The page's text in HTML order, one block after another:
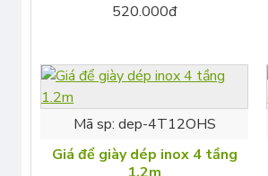
520.000đ
Mã sp: dep-4T12OHS
Giá để giày dép inox 4 tầng